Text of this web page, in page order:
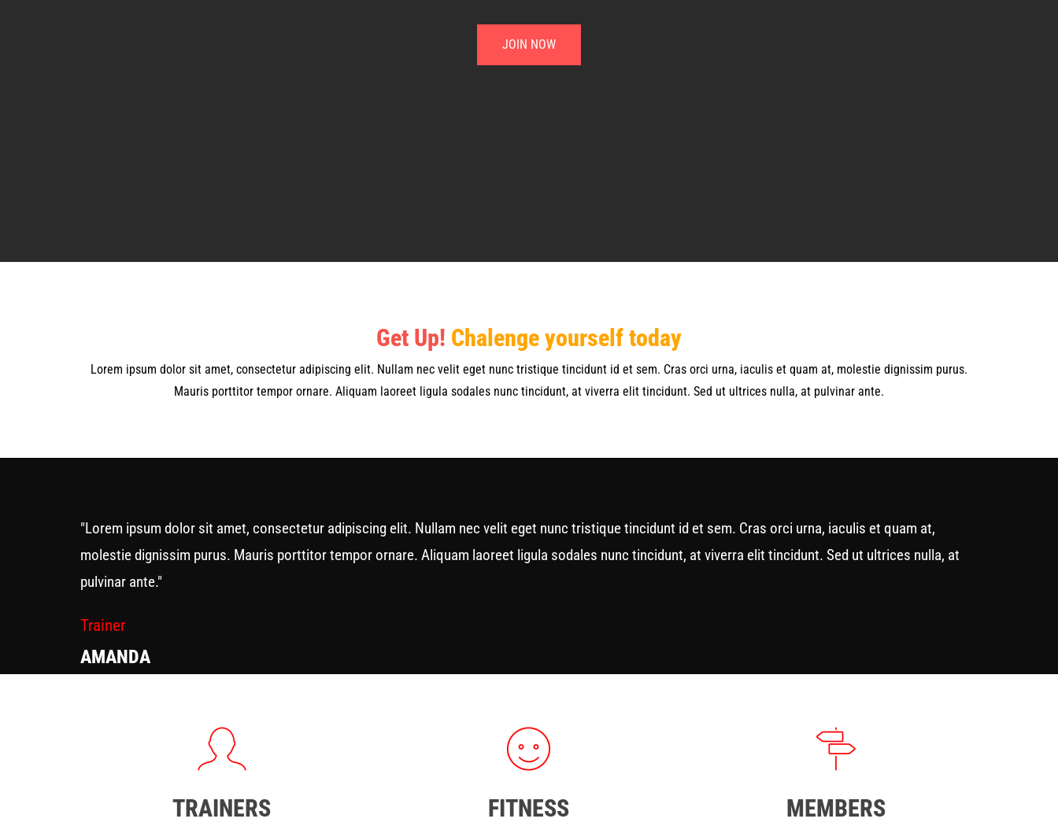
JOIN NOW
Get Up! Chalenge yourself today
Lorem ipsum dolor sit amet, consectetur adipiscing elit. Nullam nec velit eget nunc tristique tincidunt id et sem. Cras orci urna, iaculis et quam at, molestie dignissim purus.
Mauris porttitor tempor ornare. Aliquam laoreet ligula sodales nunc tincidunt, at viverra elit tincidunt. Sed ut ultrices nulla, at pulvinar ante.
"Lorem ipsum dolor sit amet, consectetur adipiscing elit. Nullam nec velit eget nunc tristique tincidunt id et sem. Cras orci urna, iaculis et quam at,
molestie dignissim purus. Mauris porttitor tempor ornare. Aliquam laoreet ligula sodales nunc tincidunt, at viverra elit tincidunt. Sed ut ultrices nulla, at
pulvinar ante."
Trainer
AMANDA
TRAINERS FITNESS MEMBERS